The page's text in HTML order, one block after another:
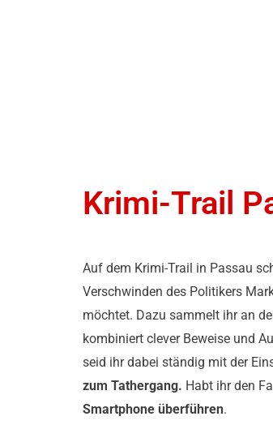
Krimi-Trail
Auf dem Krimi-Trail in Passau
Verschwinden des Politikers
möchtet. Dazu sammelt ihr an
kombiniert clever Beweise und
seid ihr dabei ständig mit der
zum Tathergang. Habt ihr den
Smartphone überführen.